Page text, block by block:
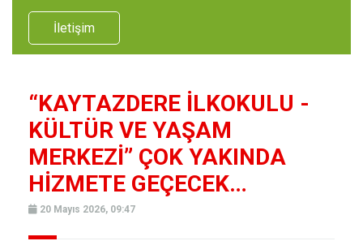
İletişim
“KAYTAZDERE İLKOKULU -
KÜLTÜR VE YAŞAM
MERKEZİ” ÇOK YAKINDA
HİZMETE GEÇECEK…
20 Mayıs 2026, 09:47